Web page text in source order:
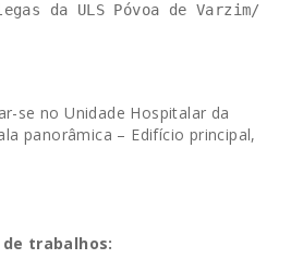
da ULS Póvoa de Varzim/
se no Unidade Hospitalar da
panorâmica – Edifício principal,
trabalhos: